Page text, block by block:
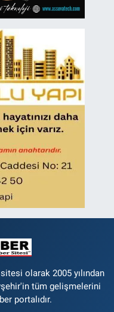
olarak 2005 yılından
tüm gelişmelerini
portalıdır.